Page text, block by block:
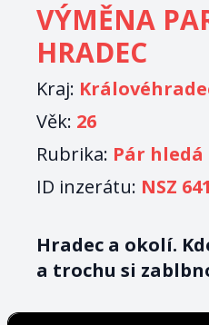
VÝMĚNA
HRADEC
Kraj:
Věk: 26
Rubrika: Pár hledá
ID inzerátu: NSZ
Hradec a okolí.
a trochu si